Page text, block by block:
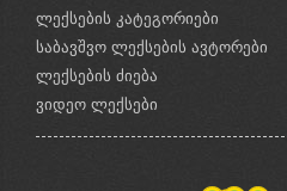
ლექსების კატეგორიები
საბავშვო ლექსების ავტორები
ლექსების ძიება
ვიდეო ლექსები